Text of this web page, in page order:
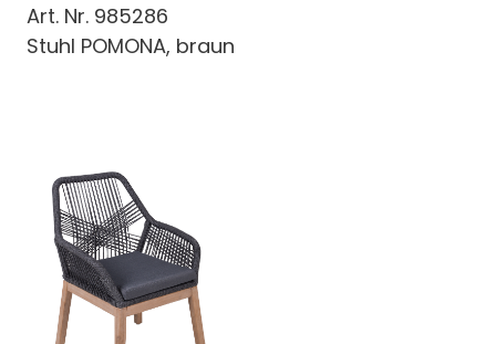
Art. Nr. 985286
Stuhl POMONA, braun